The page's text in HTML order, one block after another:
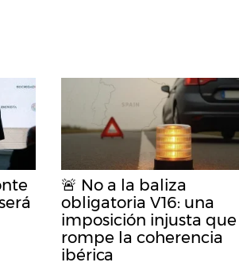
🚨 No a la baliza
obligatoria V16: una
imposición injusta que
rompe la coherencia
ibérica